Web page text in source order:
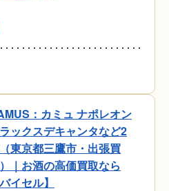
：カミュ ナポレオン
ックスデキャンタなど2
東京都三鷹市・出張買
｜お酒の高価買取なら
バイセル】